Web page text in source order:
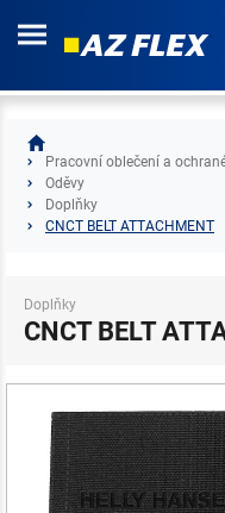
Pracovní oblečení a
Oděvy
Doplňky
CNCT BELT ATTACHMENT
Doplňky
CNCT BELT